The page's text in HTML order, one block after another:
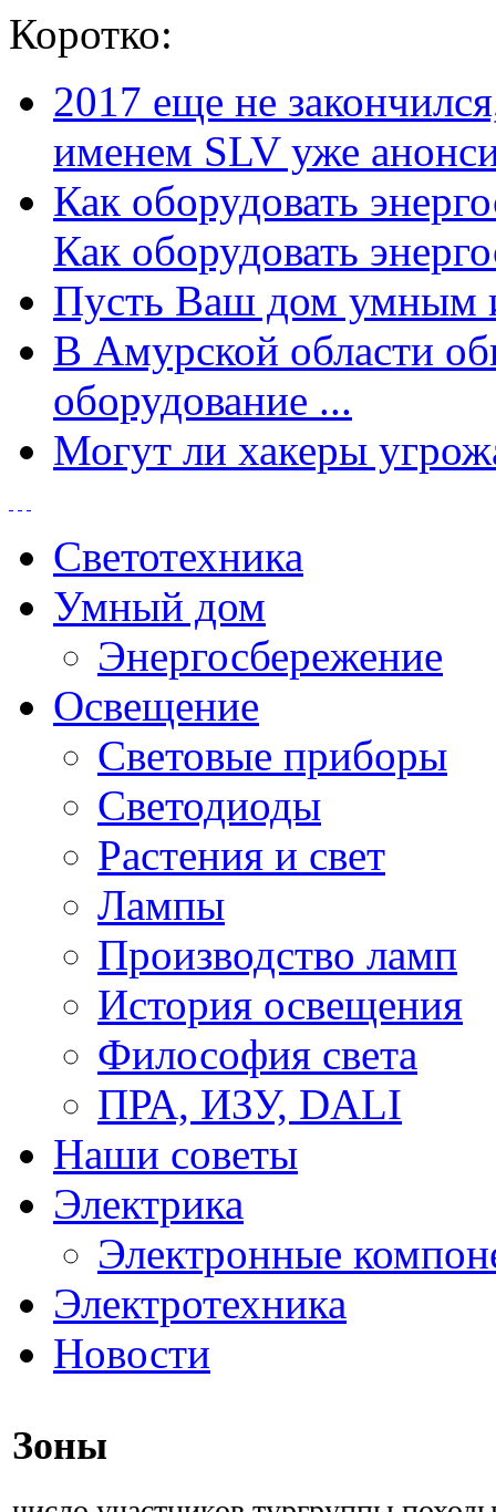
Коротко:
2017 еще не
именем SLV уже
Как оборудовать
Как оборудовать
Пусть Ваш дом умным
В Амурской области
оборудование ...
Могут ли хакеры
Светотехника
Умный дом
Энергосбережение
Освещение
Световые приборы
Светодиоды
Растения и свет
Лампы
Производство ламп
История освещения
Философия света
ПРА, ИЗУ, DALI
Наши советы
Электрика
Электронные
Электротехника
Новости
Зоны